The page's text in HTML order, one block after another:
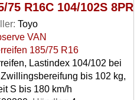
75 R16C 104/102S 8PR
Toyo
VAN
185/75 R16
Lastindex 104/102 bei
bis 102 kg,
S bis 180 km/h